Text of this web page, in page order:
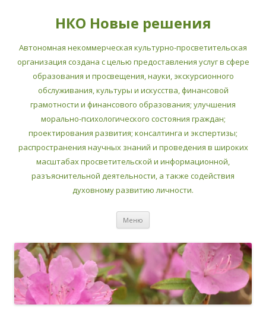
НКО Новые решения
Автономная некоммерческая культурно-просветительская
организация создана с целью предоставления услуг в сфере
образования и просвещения, науки, экскурсионного
обслуживания, культуры и искусства, финансовой
грамотности и финансового образования; улучшения
морально-психологического состояния граждан;
проектирования развития; консалтинга и экспертизы;
распространения научных знаний и проведения в широких
масштабах просветительской и информационной,
разъяснительной деятельности, а также содействия
духовному развитию личности.
Меню